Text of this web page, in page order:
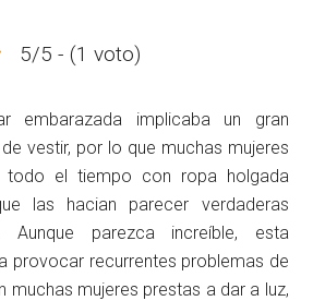
5/5 - (1 voto)
embarazada implicaba un gran
vestir, por lo que muchas mujeres
todo el tiempo con ropa holgada
las hacian parecer verdaderas
Aunque parezca increíble, esta
provocar recurrentes problemas de
muchas mujeres prestas a dar a luz,